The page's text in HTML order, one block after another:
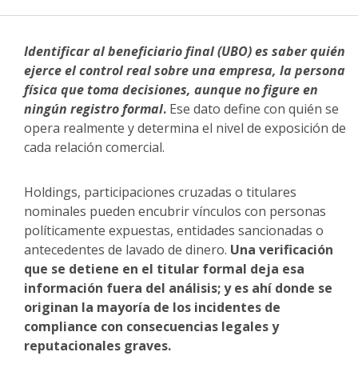
Identificar al beneficiario final (UBO) es saber quién
ejerce el control real sobre una empresa, la persona
física que toma decisiones, aunque no figure en
ningún registro formal. Ese dato define con quién se
opera realmente y determina el nivel de exposición de
cada relación comercial.
Holdings, participaciones cruzadas o titulares
nominales pueden encubrir vínculos con personas
políticamente expuestas, entidades sancionadas o
antecedentes de lavado de dinero. Una verificación
que se detiene en el titular formal deja esa
información fuera del análisis; y es ahí donde se
originan la mayoría de los incidentes de
compliance con consecuencias legales y
reputacionales graves.